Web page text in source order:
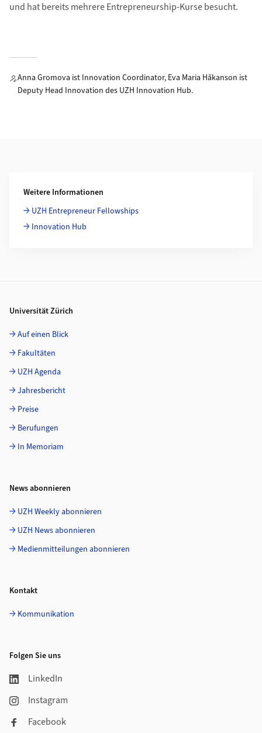
und hat bereits mehrere Entrepreneurship-Kurse besucht.
Anna Gromova ist Innovation Coordinator, Eva Maria Håkanson ist
Deputy Head Innovation des UZH Innovation Hub.
Weitere Informationen
UZH Entrepreneur Fellowships
Innovation Hub
Universität Zürich
Auf einen Blick
Fakultäten
UZH Agenda
Jahresbericht
Preise
Berufungen
In Memoriam
News abonnieren
UZH Weekly abonnieren
UZH News abonnieren
Medienmitteilungen abonnieren
Kontakt
Kommunikation
Folgen Sie uns
LinkedIn
Instagram
Facebook